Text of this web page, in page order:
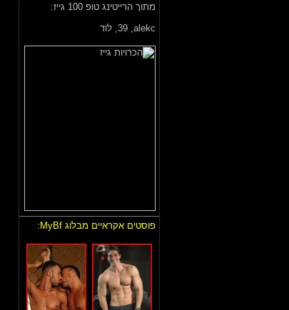
מתוך הרייטינג טופ 100 גייז:
alekc, 39, לוד
פוסטים אקראיים מבלוג MyBf: